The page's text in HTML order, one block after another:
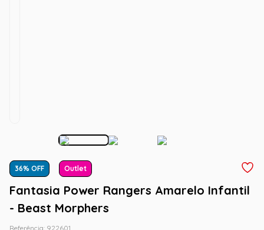
36% OFF Outlet
Fantasia Power Rangers Amarelo Infantil
- Beast Morphers
Referência: 922601